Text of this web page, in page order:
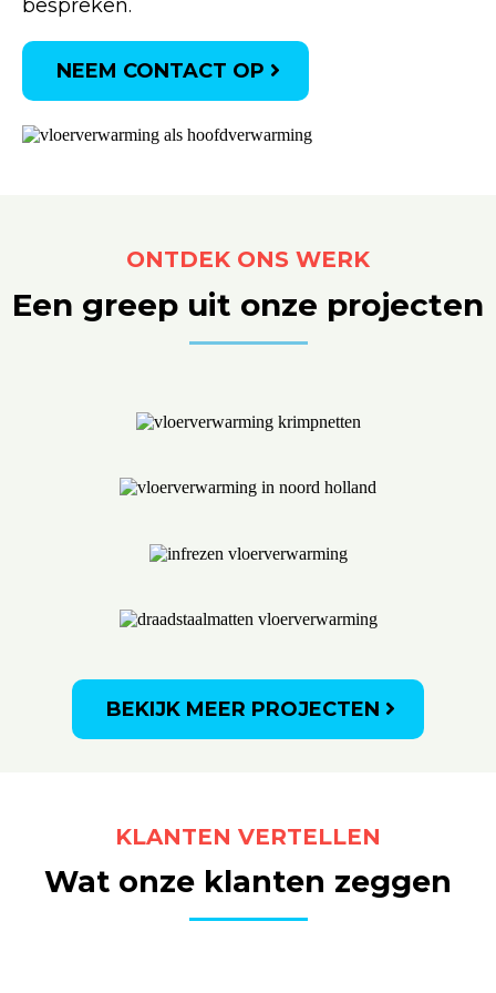
bespreken.
NEEM CONTACT OP
ONTDEK ONS WERK
Een greep uit onze projecten
BEKIJK MEER PROJECTEN
KLANTEN VERTELLEN
Wat onze klanten zeggen